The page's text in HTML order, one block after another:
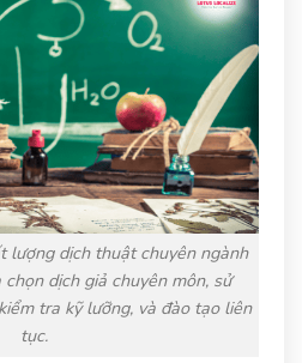
lượng dịch thuật chuyên ngành
dịch giả chuyên môn, sử
tra kỹ lưỡng, và đào tạo liên
tục.